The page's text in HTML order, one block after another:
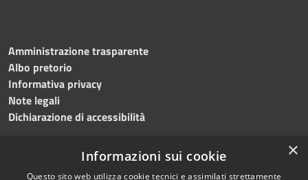
Amministrazione trasparente
Albo pretorio
Informativa privacy
Note legali
Dichiarazione di accessibilità
×
Informazioni sui cookie
Questo sito web utilizza cookie tecnici e assimilati strettamente